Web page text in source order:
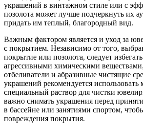
украшений в винтажном стиле или с
позолота может лучше подчеркнуть их
придать им теплый, благородный вид.
Важным фактором является и уход за
с покрытием. Независимо от того,
покрытие или позолота, следует
агрессивными химическими
отбеливатели и абразивные чистящие
украшений рекомендуется использовать
специальный раствор для чистки
важно снимать украшения перед
в бассейне или занятиями спортом,
повреждения покрытия.